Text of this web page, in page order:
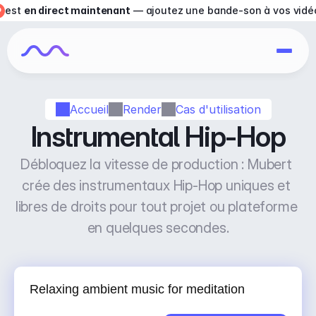
Accueil Render Cas d'utilisation
Instrumental Hip-Hop
Débloquez la vitesse de production : Mubert
crée des instrumentaux Hip-Hop uniques et
libres de droits pour tout projet ou plateforme
en quelques secondes.
est en direct maintenant — ajoutez une bande-son à vos